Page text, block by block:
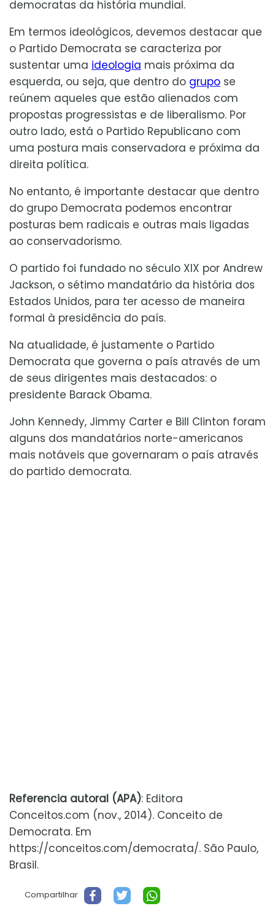
democratas da história mundial.
Em termos ideológicos, devemos destacar que
o Partido Democrata se caracteriza por
sustentar uma ideologia mais próxima da
esquerda, ou seja, que dentro do grupo se
reúnem aqueles que estão alienados com
propostas progressistas e de liberalismo. Por
outro lado, está o Partido Republicano com
uma postura mais conservadora e próxima da
direita política.
No entanto, é importante destacar que dentro
do grupo Democrata podemos encontrar
posturas bem radicais e outras mais ligadas
ao conservadorismo.
O partido foi fundado no século XIX por Andrew
Jackson, o sétimo mandatário da história dos
Estados Unidos, para ter acesso de maneira
formal à presidência do país.
Na atualidade, é justamente o Partido
Democrata que governa o país através de um
de seus dirigentes mais destacados: o
presidente Barack Obama.
John Kennedy, Jimmy Carter e Bill Clinton foram
alguns dos mandatários norte-americanos
mais notáveis que governaram o país através
do partido democrata.
Referencia autoral (APA): Editora
Conceitos.com (nov., 2014). Conceito de
Democrata. Em
https://conceitos.com/democrata/. São Paulo,
Brasil.
Compartilhar